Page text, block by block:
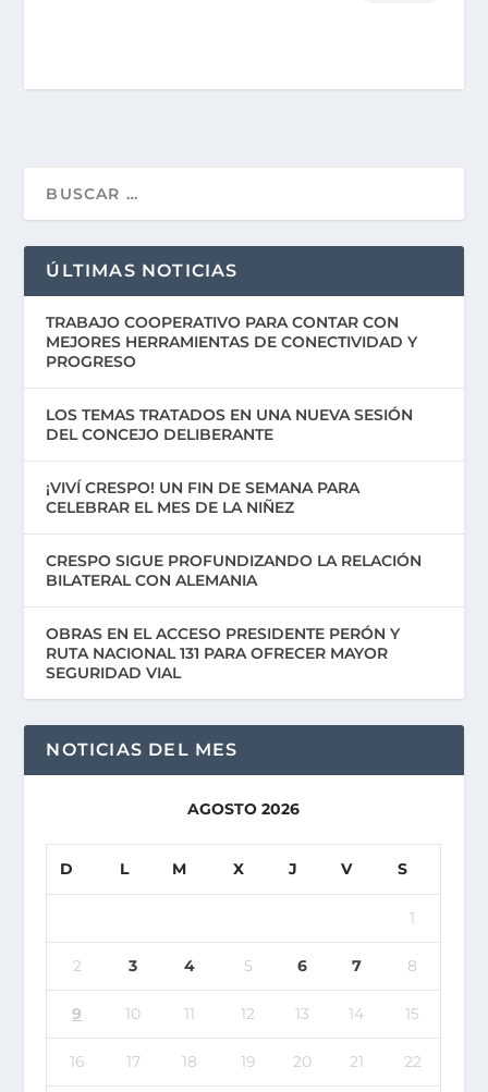
ÚLTIMAS NOTICIAS
TRABAJO COOPERATIVO PARA CONTAR CON
MEJORES HERRAMIENTAS DE CONECTIVIDAD Y
PROGRESO
LOS TEMAS TRATADOS EN UNA NUEVA SESIÓN
DEL CONCEJO DELIBERANTE
¡VIVÍ CRESPO! UN FIN DE SEMANA PARA
CELEBRAR EL MES DE LA NIÑEZ
CRESPO SIGUE PROFUNDIZANDO LA RELACIÓN
BILATERAL CON ALEMANIA
OBRAS EN EL ACCESO PRESIDENTE PERÓN Y
RUTA NACIONAL 131 PARA OFRECER MAYOR
SEGURIDAD VIAL
NOTICIAS DEL MES
AGOSTO 2026
D L M X J V S
1
2 3 4 5 6 7 8
9 10 11 12 13 14 15
16 17 18 19 20 21 22